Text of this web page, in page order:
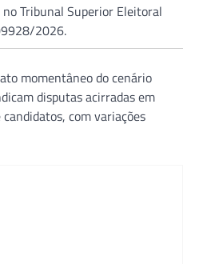
Tribunal Superior Eleitoral
2026.
momentâneo do cenário
disputas acirradas em
com variações